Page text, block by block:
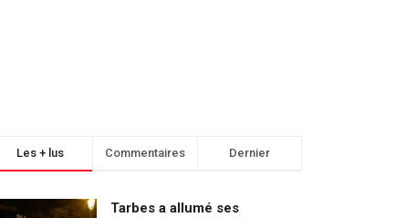
Les + lus Commentaires Dernier
Tarbes a allumé ses